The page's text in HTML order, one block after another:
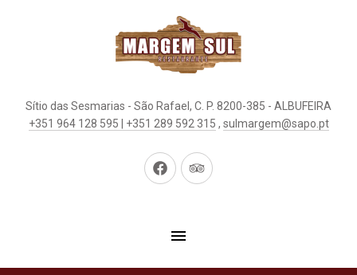
Sítio das Sesmarias - São Rafael, C. P. 8200-385 - ALBUFEIRA
+351 964 128 595 | +351 289 592 315 , sulmargem@sapo.pt
New
New